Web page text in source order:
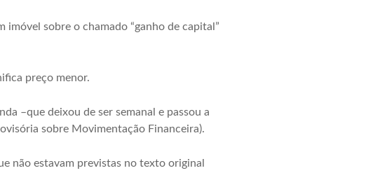
sobre o chamado “ganho de capital”
preço menor.
–que deixou de ser semanal e passou a
sobre Movimentação Financeira).
não estavam previstas no texto original